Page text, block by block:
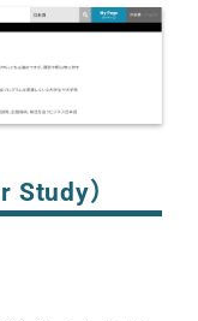
Study）